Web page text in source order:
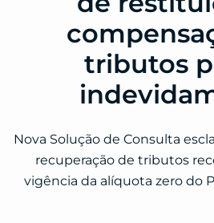
tributos
Nova Solução de Consulta
recuperação de tributos
vigência da alíquota zero do